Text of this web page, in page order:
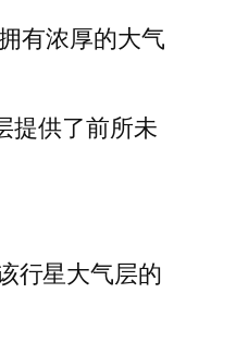
有浓厚的大气
提供了前所未
行星大气层的